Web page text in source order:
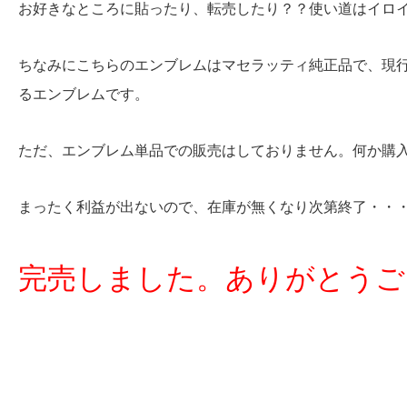
お好きなところに貼ったり、転売したり？？使い道はイロ
ちなみにこちらのエンブレムはマセラッティ純正品で、
るエンブレムです。
ただ、エンブレム単品での販売はしておりません。何か購
まったく利益が出ないので、在庫が無くなり次第終了・・
完売しました。ありがとう